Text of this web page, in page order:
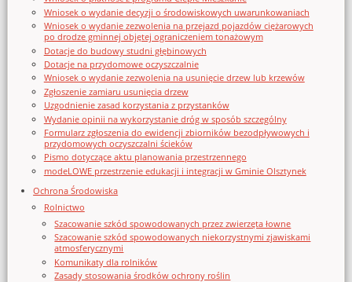
Wniosek o wydanie decyzji o środowiskowych uwarunkowaniach
Wniosek o wydanie zezwolenia na przejazd pojazdów ciężarowych
po drodze gminnej objętej ograniczeniem tonażowym
Dotacje do budowy studni głębinowych
Dotacje na przydomowe oczyszczalnie
Wniosek o wydanie zezwolenia na usunięcie drzew lub krzewów
Zgłoszenie zamiaru usunięcia drzew
Uzgodnienie zasad korzystania z przystanków
Wydanie opinii na wykorzystanie dróg w sposób szczególny
Formularz zgłoszenia do ewidencji zbiorników bezodpływowych i
przydomowych oczyszczalni ścieków
Pismo dotyczące aktu planowania przestrzennego
modeLOWE przestrzenie edukacji i integracji w Gminie Olsztynek
Ochrona Środowiska
Rolnictwo
Szacowanie szkód spowodowanych przez zwierzęta łowne
Szacowanie szkód spowodowanych niekorzystnymi zjawiskami
atmosferycznymi
Komunikaty dla rolników
Zasady stosowania środków ochrony roślin